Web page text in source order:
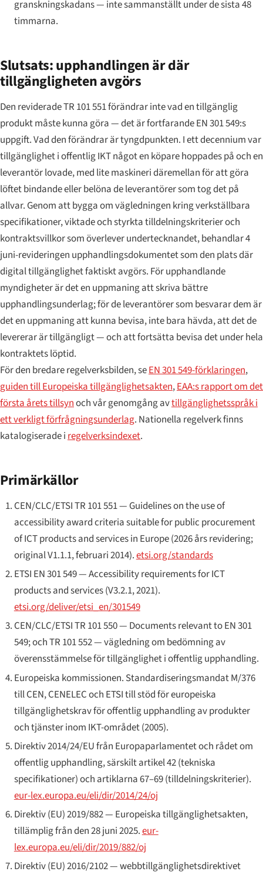
granskningskadans — inte sammanställt under de sista 48
timmarna.
Slutsats: upphandlingen är där
tillgängligheten avgörs
Den reviderade TR 101 551 förändrar inte vad en tillgänglig
produkt måste kunna göra — det är fortfarande EN 301 549:s
uppgift. Vad den förändrar är tyngdpunkten. I ett decennium var
tillgänglighet i offentlig IKT något en köpare hoppades på och en
leverantör lovade, med lite maskineri däremellan för att göra
löftet bindande eller belöna de leverantörer som tog det på
allvar. Genom att bygga om vägledningen kring verkställbara
specifikationer, viktade och styrkta tilldelningskriterier och
kontraktsvillkor som överlever undertecknandet, behandlar 4
juni-revideringen upphandlingsdokumentet som den plats där
digital tillgänglighet faktiskt avgörs. För upphandlande
myndigheter är det en uppmaning att skriva bättre
upphandlingsunderlag; för de leverantörer som besvarar dem är
det en uppmaning att kunna bevisa, inte bara hävda, att det de
levererar är tillgängligt — och att fortsätta bevisa det under hela
kontraktets löptid.
För den bredare regelverksbilden, seEN 301 549-förklaringen,
guiden till Europeiska tillgänglighetsakten,EAA:s rapport om det
första årets tillsynoch vår genomgång avtillgänglighetsspråk i
ett verkligt förfrågningsunderlag. Nationella regelverk finns
katalogiserade iregelverksindexet.
Primärkällor
CEN/CLC/ETSI TR 101 551 — Guidelines on the use of
accessibility award criteria suitable for public procurement
of ICT products and services in Europe(2026 års revidering;
original V1.1.1, februari 2014).etsi.org/standards
ETSI EN 301 549 —Accessibility requirements for ICT
products and services(V3.2.1, 2021).
etsi.org/deliver/etsi_en/301549
CEN/CLC/ETSI TR 101 550 — Documents relevant to EN 301
549; och TR 101 552 — vägledning om bedömning av
överensstämmelse för tillgänglighet i offentlig upphandling.
Europeiska kommissionen. StandardiseringsmandatM/376
till CEN, CENELEC och ETSI till stöd för europeiska
tillgänglighetskrav för offentlig upphandling av produkter
och tjänster inom IKT-området (2005).
Direktiv 2014/24/EU från Europaparlamentet och rådet om
offentlig upphandling, särskilt artikel 42 (tekniska
specifikationer) och artiklarna 67–69 (tilldelningskriterier).
eur-lex.europa.eu/eli/dir/2014/24/oj
Direktiv (EU) 2019/882 — Europeiska tillgänglighetsakten,
tillämplig från den 28 juni 2025.eur-
lex.europa.eu/eli/dir/2019/882/oj
Direktiv (EU) 2016/2102 — webbtillgänglighetsdirektivet